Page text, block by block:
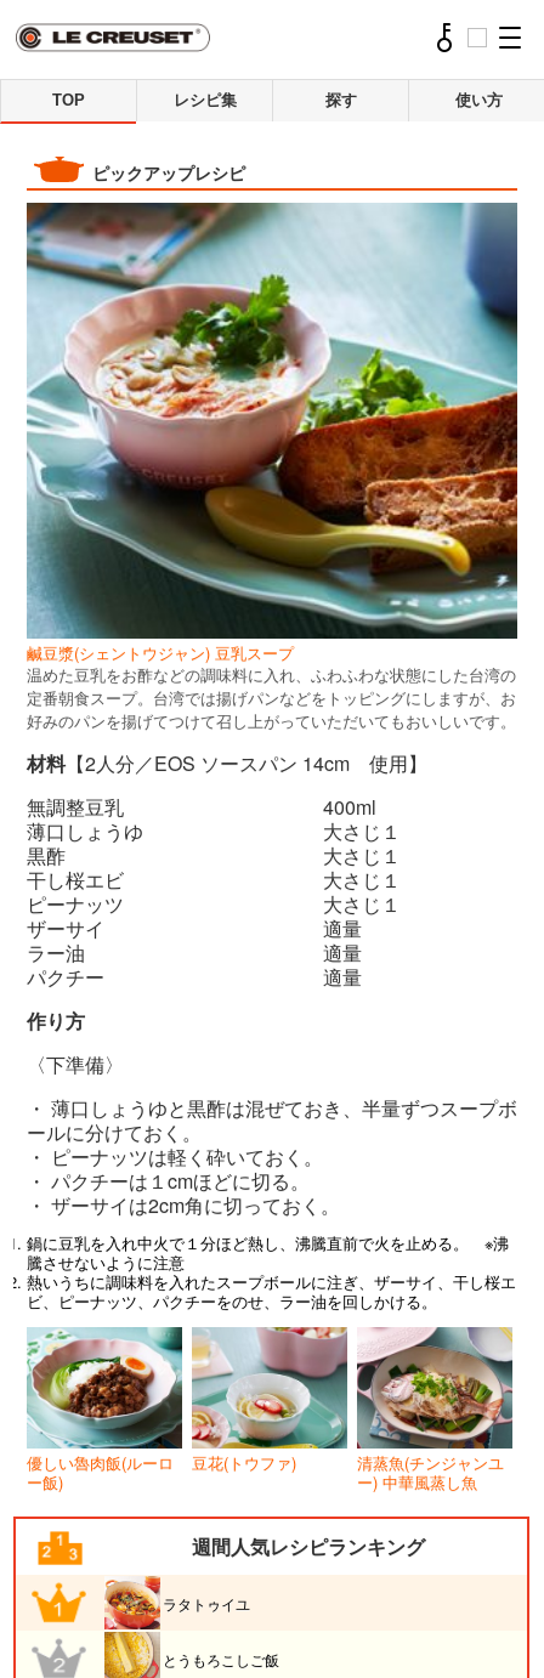
TOP レシピ集 探す 使い方
ピックアップレシピ
鹹豆漿(シェントウジャン) 豆乳スープ
温めた豆乳をお酢などの調味料に入れ、ふわふわな状態にした台湾の
定番朝食スープ。台湾では揚げパンなどをトッピングにしますが、お
好みのパンを揚げてつけて召し上がっていただいてもおいしいです。
材料【2人分／EOS ソースパン 14cm 使用】
無調整豆乳 400ml
薄口しょうゆ 大さじ１
黒酢 大さじ１
干し桜エビ 大さじ１
ピーナッツ 大さじ１
ザーサイ 適量
ラー油 適量
パクチー 適量
作り方
〈下準備〉
・ 薄口しょうゆと黒酢は混ぜておき、半量ずつスープボ
ールに分けておく。
・ ピーナッツは軽く砕いておく。
・ パクチーは１cmほどに切る。
・ ザーサイは2cm角に切っておく。
鍋に豆乳を入れ中火で１分ほど熱し、沸騰直前で火を止める。 ※沸
騰させないように注意
熱いうちに調味料を入れたスープボールに注ぎ、ザーサイ、干し桜エ
ビ、ピーナッツ、パクチーをのせ、ラー油を回しかける。
優しい魯肉飯(ルーロ
ー飯)
豆花(トウファ)
清蒸魚(チンジャンユ
ー) 中華風蒸し魚
週間人気レシピランキング
ラタトゥイユ
とうもろこしご飯